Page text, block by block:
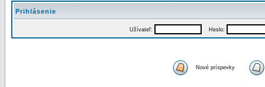
Prihlásenie
Užívateľ: Heslo:
Nové príspevky